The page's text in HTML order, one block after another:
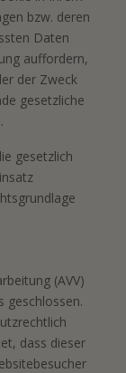
bzw. deren
Daten
auffordern,
der Zweck
gesetzliche
gesetzlich
(AVV)
geschlossen.
dass dieser